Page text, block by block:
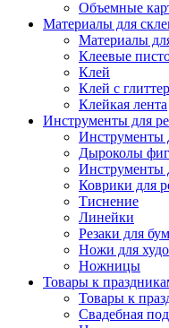
Объемные
Материалы для
Материалы
Клеевые
Клей
Клей с
Клейкая лента
Инструменты для
Инструменты
Дыроколы
Инструменты
Коврики для
Тиснение
Линейки
Резаки для
Ножи для
Ножницы
Товары к
Товары к
Свадебная